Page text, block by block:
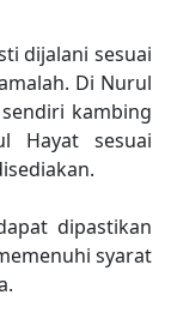
dijalani sesuai
Di Nurul
kambing
Hayat sesuai
dipastikan
syarat